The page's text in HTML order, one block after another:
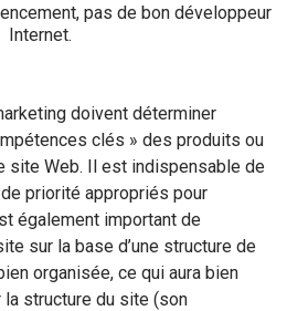
pas de bon développeur
Internet.
doivent déterminer
clés » des produits ou
site Web. Il est indispensable de
priorité appropriés pour
également important de
sur la base d’une structure de
organisée, ce qui aura bien
la structure du site (son